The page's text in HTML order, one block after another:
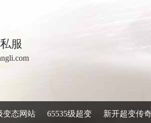
服
变态网站 65535级超变 新开超变传